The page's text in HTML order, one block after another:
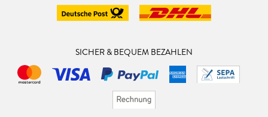
SICHER & BEQUEM BEZAHLEN